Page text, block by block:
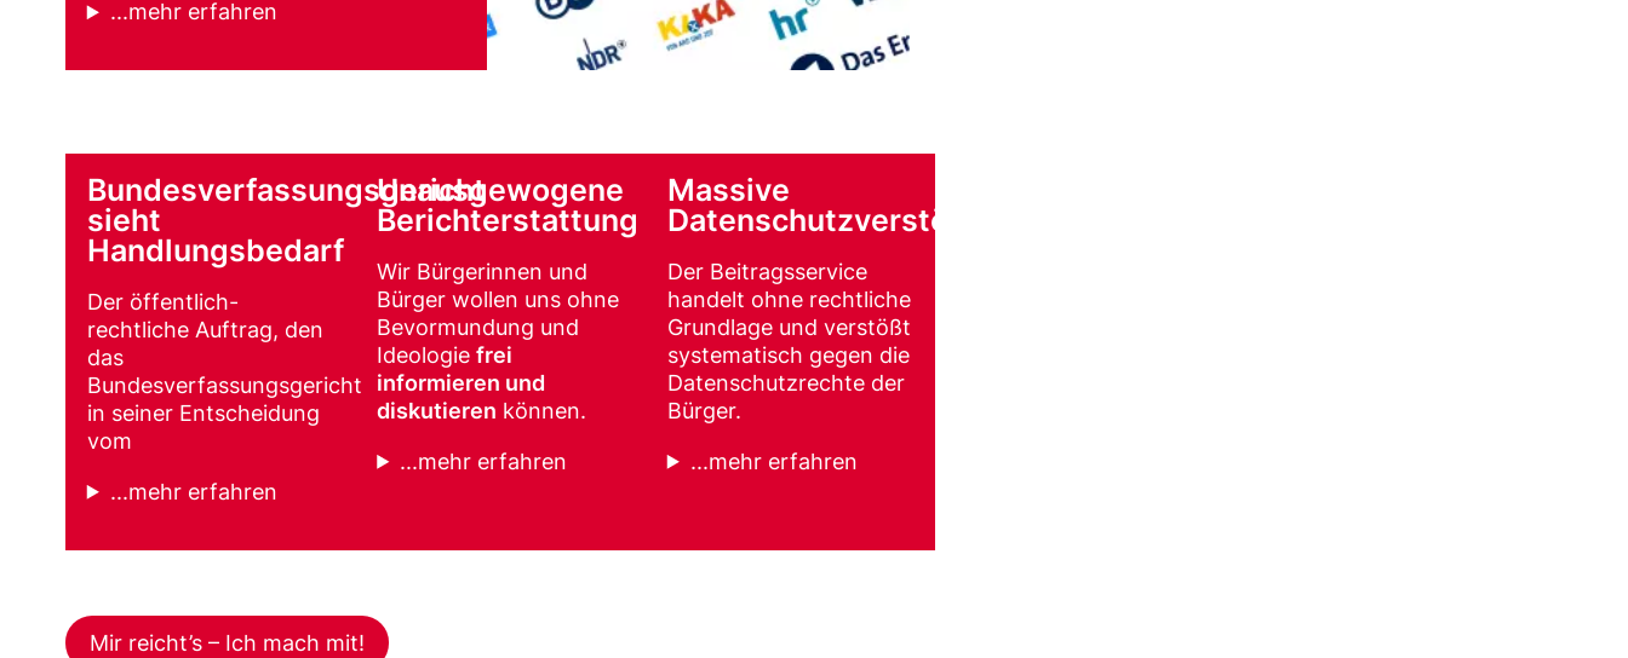
...mehr erfahren
Bundesverfassungsgericht
sieht
Handlungsbedarf
Der öffentlich-
rechtliche Auftrag, den
das
Bundesverfassungsgericht
in seiner Entscheidung
vom
...mehr erfahren
Unausgewogene
Berichterstattung
Wir Bürgerinnen und
Bürger wollen uns ohne
Bevormundung und
Ideologiefrei
informieren und
diskutieren können.
...mehr erfahren
Massive
Datenschutzverstöße
Der Beitragsservice
handelt ohne rechtliche
Grundlage und verstößt
systematisch gegen die
Datenschutzrechte der
Bürger.
...mehr erfahren
Mir reicht’s – Ich mach mit!